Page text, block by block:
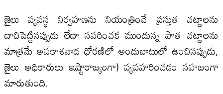
జైలు వ్యవస్థ నిర్వహణను నియంత్రించే ప్రస్తుత చట్టాలను
దాచిపెట్టినప్పుడు లేదా సవరించక ముందున్న పాత చట్టాలను
మాత్రమే అవకాశవాద ధోరణిలో అందుబాటులో ఉంచినప్పుడు,
జైలు అధికారులు ఇష్టారాజ్యంగా) వ్యవహరించడం సహజంగా
మారుతుంది.